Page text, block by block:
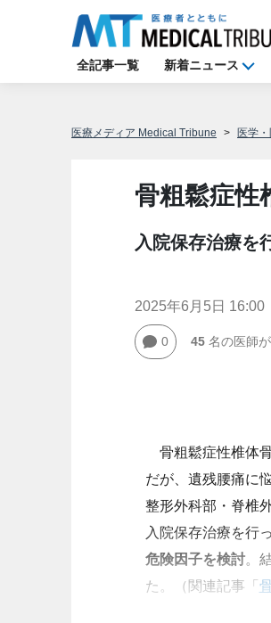
全記事一覧 新着ニュース
医療メディア Medical Tribune 医学
骨粗鬆症性
入院保存治療を
2025年6月5日 16:00
0 45名の医師
骨粗鬆症性椎体
だが、遺残腰痛に
整形外科部・脊椎
入院保存治療を行
危険因子を検討。
た。（関連記事「